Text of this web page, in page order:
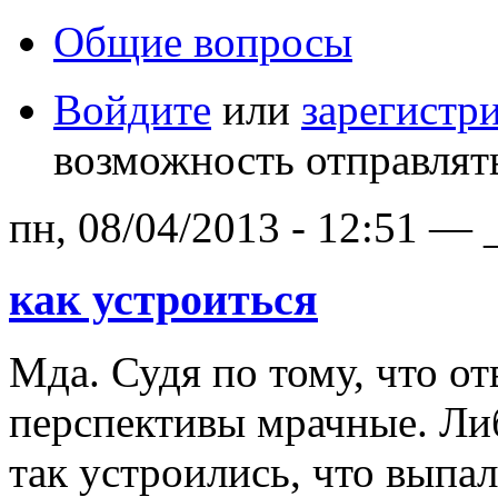
Общие вопросы
Войдите или
возможность
пн, 08/04/2013 - 12:51 —
как устроиться
Мда. Судя по тому, что
перспективы мрачные.
так устроились, что